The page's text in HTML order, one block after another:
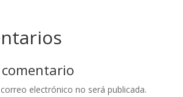
electrónico no será publicada.